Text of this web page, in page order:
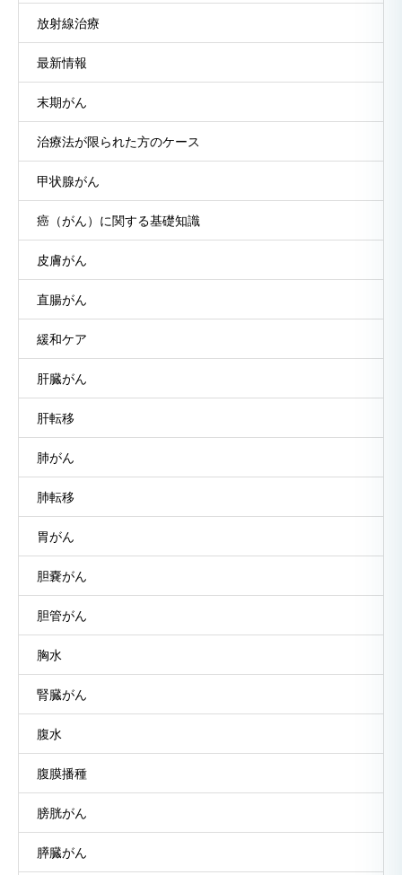
放射線治療
最新情報
末期がん
治療法が限られた方のケース
甲状腺がん
癌（がん）に関する基礎知識
皮膚がん
直腸がん
緩和ケア
肝臓がん
肝転移
肺がん
肺転移
胃がん
胆嚢がん
胆管がん
胸水
腎臓がん
腹水
腹膜播種
膀胱がん
膵臓がん